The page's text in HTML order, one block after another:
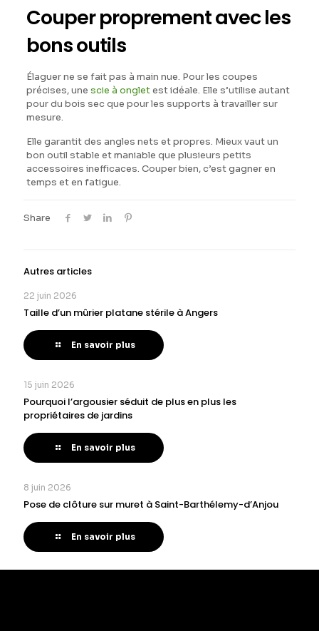
Couper proprement avec les
bons outils
Élaguer ne se fait pas à main nue. Pour les coupes
précises, une scie à ongletest idéale. Elle s’utilise autant
pour du bois sec que pour les supports à travailler sur
mesure.
Elle garantit des angles nets et propres. Mieux vaut un
bon outil stable et maniable que plusieurs petits
accessoires inefficaces. Couper bien, c’est gagner en
temps et en fatigue.
Share
Autres articles
22 juin 2026
Taille d’un mûrier platane stérile à Angers
En savoir plus
15 juin 2026
Pourquoi l’argousier séduit de plus en plus les
propriétaires de jardins
En savoir plus
8 juin 2026
Pose de clôture sur muret à Saint-Barthélemy-d’Anjou
En savoir plus